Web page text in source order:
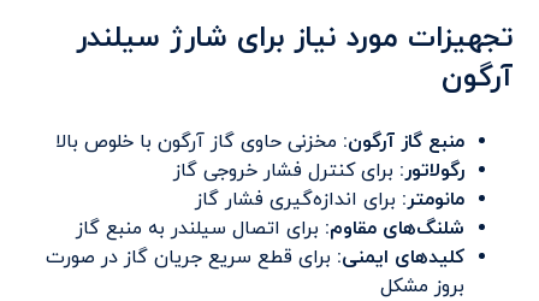
تجهیزات مورد نیاز برای شارژ سیلندر
آرگون
منبع گاز آرگون: مخزنی حاوی گاز آرگون با خلوص بالا
رگولاتور: برای کنترل فشار خروجی گاز
مانومتر: برای اندازه‌گیری فشار گاز
شلنگ‌های مقاوم: برای اتصال سیلندر به منبع گاز
کلیدهای ایمنی: برای قطع سریع جریان گاز در صورت
بروز مشکل